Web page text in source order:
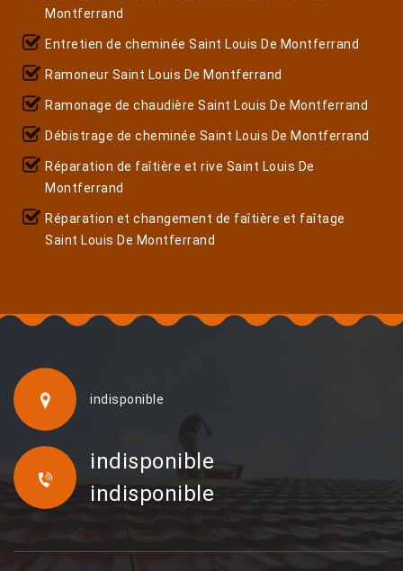
Montferrand
Entretien de cheminée Saint Louis De Montferrand
Ramoneur Saint Louis De Montferrand
Ramonage de chaudière Saint Louis De Montferrand
Débistrage de cheminée Saint Louis De Montferrand
Réparation de faîtière et rive Saint Louis De
Montferrand
Réparation et changement de faîtière et faîtage
Saint Louis De Montferrand
indisponible
indisponible
indisponible